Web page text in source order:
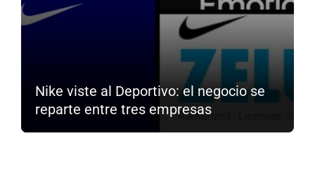
Nike viste al Deportivo: el negocio se
reparte entre tres empresas